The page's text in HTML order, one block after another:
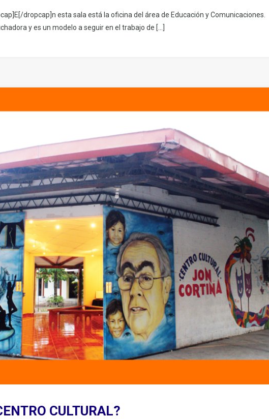
dropcap]n esta sala está la oficina del área de Educación y Comunicaciones.
y es un modelo a seguir en el trabajo de […]
CULTURAL?